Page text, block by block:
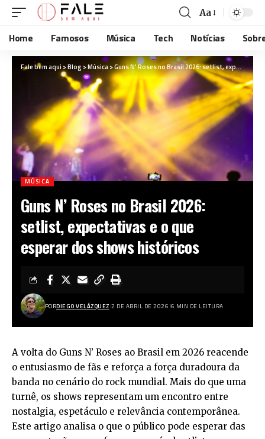
Aa
Home Famosos Música Tech Notícias
Fale bem aqui>Blog >Música>Guns N’ Roses no Brasil 2026: setlist, expectativas e o que esperar dos shows históricos
MÚSICA
Guns N’ Roses no Brasil 2026:
setlist, expectativas e o que
esperar dos shows históricos
PORDIEGO VELÁZQUEZ 2 DE ABRIL DE 2026 6 MIN DE LEITURA
A volta do Guns N’ Roses ao Brasil em 2026 reacende
o entusiasmo de fãs e reforça a força duradoura da
banda no cenário do rock mundial. Mais do que uma
turnê, os shows representam um encontro entre
nostalgia, espetáculo e relevância contemporânea.
Este artigo analisa o que o público pode esperar das